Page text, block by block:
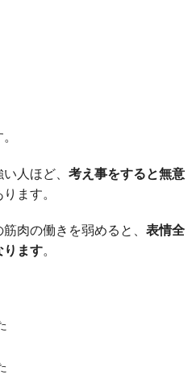
人ほど、 考え事をすると無意
ます。
肉の働きを弱めると、 表情全
ります。